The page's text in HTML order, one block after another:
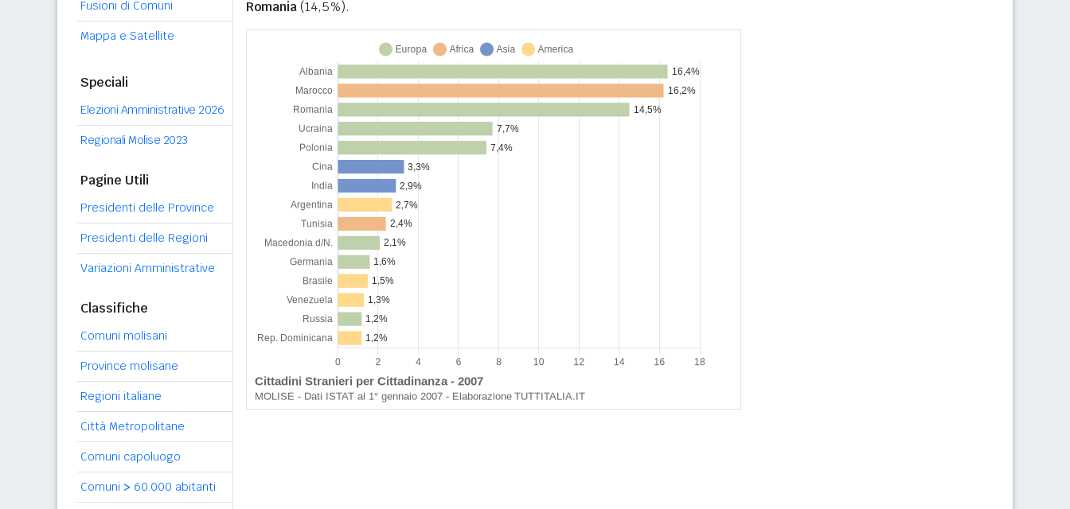
Fusioni di Comuni
Mappa e Satellite
Speciali
Elezioni Amministrative 2026
Regionali Molise 2023
Pagine Utili
Presidenti delle Province
Presidenti delle Regioni
Variazioni Amministrative
Classifiche
Comuni molisani
Province molisane
Regioni italiane
Città Metropolitane
Comuni capoluogo
Comuni > 60.000 abitanti
Romania(14,5%).